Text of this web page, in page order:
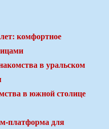
комфортное
в уральском
в южной столице
платформа для